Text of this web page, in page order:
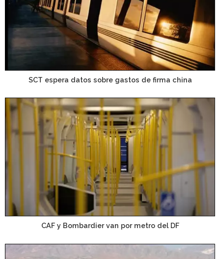
SCT espera datos sobre gastos de firma china
CAF y Bombardier van por metro del DF